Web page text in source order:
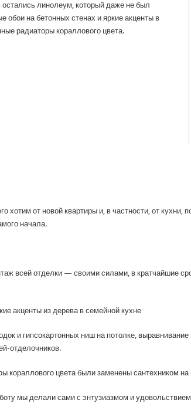
линолеум, который даже не был
обои на бетонных стенах и яркие акценты в
радиаторы кораллового цвета.
хотим от новой квартиры и, в частности, от кухни,
начала.
всей отделки — своими силами, в кратчайшие
и гипсокартонных ниш на потолке,
отделочников.
кораллового цвета были заменены сантехником
мы делали сами с энтузиазмом и